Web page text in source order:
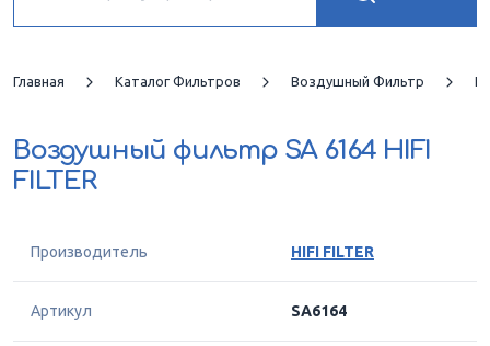
Главная Каталог Фильтров Воздушный Фильтр
Воздушный фильтр SA 6164 HIFI
FILTER
Производитель HIFI FILTER
Артикул SA6164